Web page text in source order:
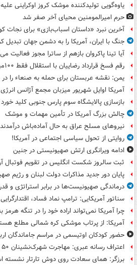
یاوه‌گویی تولیدکننده موشک کروز اوکراینی علیه
حرم امیرالمومنین محیای آخر صفر شد
آخرین نبرد «داستان اسباب‌بازی» برای نجات
جنگ با ایران، آمریکا را به دشمن جهان تبدیل
آیا تینا پاکروان بازهم از ساترا مجوز فعالیت
رقم فسخ قرارداد رضاییان با استقلال فقط ۱۰۰میلیون تومان!
یمن: نقشه عربستان برای حمله به صنعاء را
آمریکا اوایل شهریور میزبان مجمع آژانس
بازسازی پالایشگاه سوم پارس جنوبی کلید خورد
چالش بزرگ آمریکا در تأمین مهمات و موشک
نیروهای مسلح عراق به حال آماده‌باش درآمدند
روایتی از تحول سیاسی اجتماعی در آمریکا!
ادامه ویرانگری ارتش صهیونیستی در جنین
ثبت سالروز شکست انگلیس در تقویم فوتبال
پایان دور جدید مذاکرات دولت لبنان و رژیم
درماندگی صهیونیست‌ها در برابر استراتژی و
سناتور آمریکایی: ترامپ نماد فساد،
چرا آمریکا نمی‌تواند اراده خود را در تنگه
آمریکا: از پرتاب موشکی کره شمالی مطلع
حضور کودکان اوتیسمی در مراسم جاماندگان
اعتراف رسانه عبری: مهاجرت شهرک‌نشینان ۵۰ درصد افزایش یافت
برزگر: همای سعادت روی دوش تارتار نشسته